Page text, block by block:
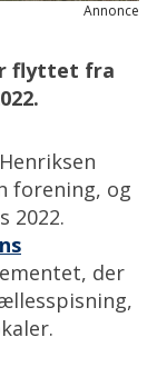
Annonce
flyttet fra
forening, og
2022.
der